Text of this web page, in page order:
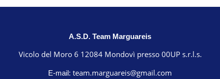
A.S.D. Team Marguareis
Vicolo del Moro 6 12084 Mondovì presso 00UP s.r.l.s.
E-mail: team.marguareis@gmail.com